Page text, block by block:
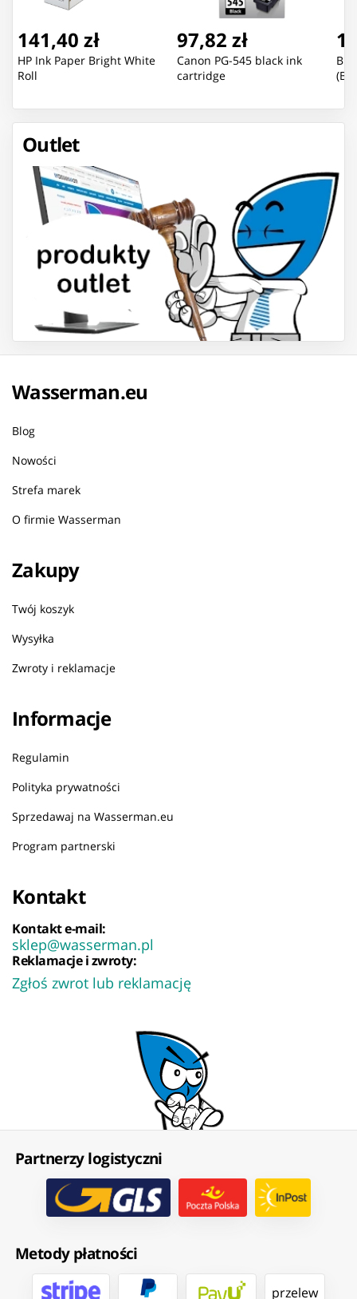
141,40 zł
HP Ink Paper Bright White
Roll
97,82 zł
Canon PG-545 black ink
cartridge
Outlet
Wasserman.eu
Blog
Nowości
Strefa marek
O firmie Wasserman
Zakupy
Twój koszyk
Wysyłka
Zwroty i reklamacje
Informacje
Regulamin
Polityka prywatności
Sprzedawaj na Wasserman.eu
Program partnerski
Kontakt
Kontakt e-mail:
sklep@wasserman.pl
Reklamacje i zwroty:
Zgłoś zwrot lub reklamację
Partnerzy logistyczni
Metody płatności
przelew